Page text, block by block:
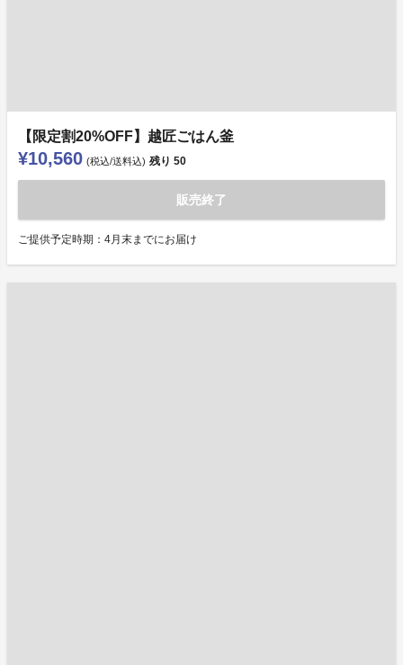
【限定割20%OFF】越匠ごはん釜
¥10,560 (税込/送料込) 残り 50
販売終了
ご提供予定時期：4月末までにお届け